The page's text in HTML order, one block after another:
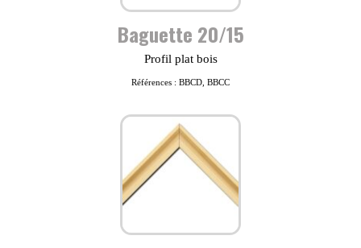
Baguette 20/15
Profil plat bois
Références : BBCD, BBCC